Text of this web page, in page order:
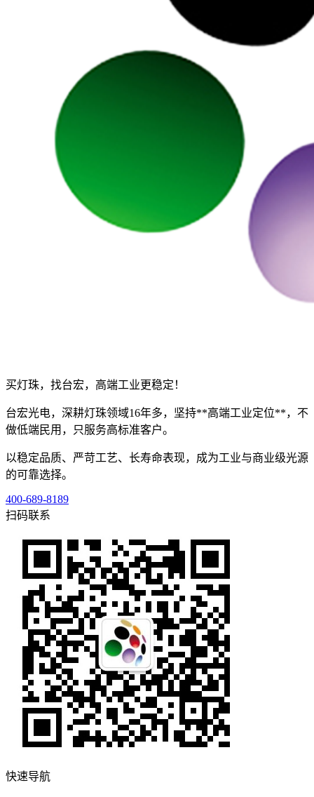
买灯珠，找台宏，高端工业更稳定！
台宏光电，深耕灯珠领域16年多，坚持**高端工业定位**，不
做低端民用，只服务高标准客户。
以稳定品质、严苛工艺、长寿命表现，成为工业与商业级光源
的可靠选择。
400-689-8189
扫码联系
快速导航